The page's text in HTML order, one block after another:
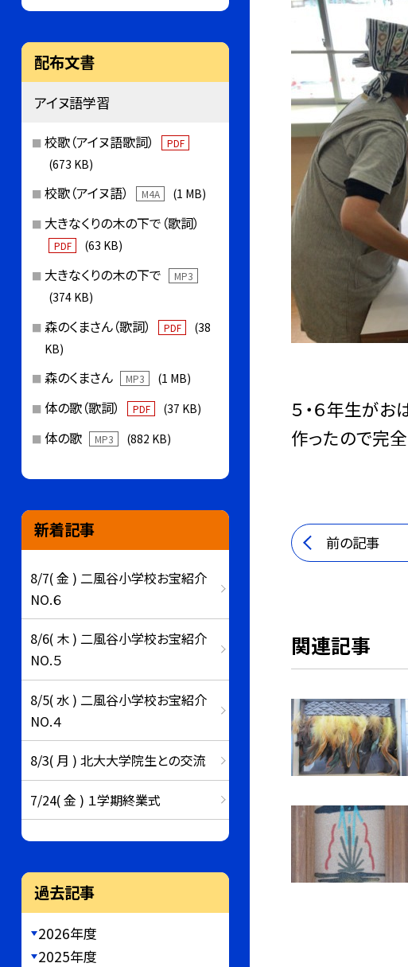
５・６年生が
作ったので完
前の記事
関連記事
配布文書
アイヌ語学習
校歌（アイヌ語歌詞） PDF
(673 KB)
校歌（アイヌ語） M4A (1 MB)
大きなくりの木の下で（歌詞）
PDF (63 KB)
大きなくりの木の下で MP3
(374 KB)
森のくまさん（歌詞） PDF
(38
KB)
森のくまさん MP3 (1 MB)
体の歌（歌詞） PDF (37 KB)
体の歌 MP3 (882 KB)
新着記事
8/7( 金 ) 二風谷小学校お宝紹介
NO.６
8/6( 木 ) 二風谷小学校お宝紹介
NO.５
8/5( 水 ) 二風谷小学校お宝紹介
NO.４
8/3( 月 ) 北大大学院生との交流
7/24( 金 ) １学期終業式
過去記事
2026年度
2025年度